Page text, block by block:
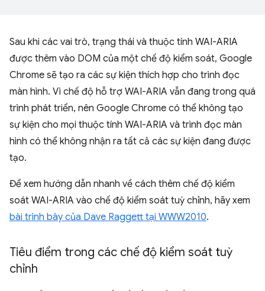
Sau khi các vai trò, trạng thái và thuộc tính WAI-ARIA
được thêm vào DOM của một chế độ kiểm soát, Google
Chrome sẽ tạo ra các sự kiện thích hợp cho trình đọc
màn hình. Vì chế độ hỗ trợ WAI-ARIA vẫn đang trong quá
trình phát triển, nên Google Chrome có thể không tạo
sự kiện cho mọi thuộc tính WAI-ARIA và trình đọc màn
hình có thể không nhận ra tất cả các sự kiện đang được
tạo.
Để xem hướng dẫn nhanh về cách thêm chế độ kiểm
soát WAI-ARIA vào chế độ kiểm soát tuỳ chỉnh, hãy xem
bài trình bày của Dave Raggett tại WWW2010.
Tiêu điểm trong các chế độ kiểm soát tuỳ
chỉnh